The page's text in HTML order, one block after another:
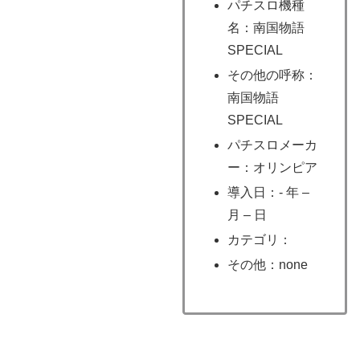
パチスロ機種
名：南国物語
SPECIAL
その他の呼称：
南国物語
SPECIAL
パチスロメーカ
ー：オリンピア
導入日：- 年 –
月 – 日
カテゴリ：
その他：none